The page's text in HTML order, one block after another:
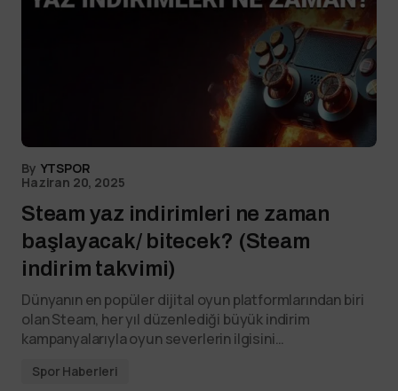
By YTSPOR
Haziran 20, 2025
Steam yaz indirimleri ne zaman
başlayacak/ bitecek? (Steam
indirim takvimi)
Dünyanın en popüler dijital oyun platformlarından biri
olan Steam, her yıl düzenlediği büyük indirim
kampanyalarıyla oyun severlerin ilgisini…
Spor Haberleri